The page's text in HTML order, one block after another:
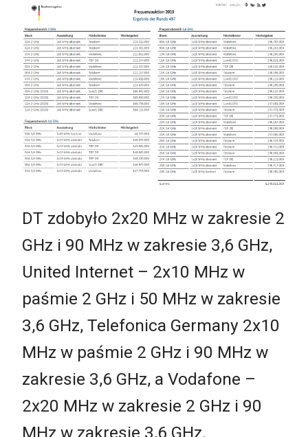
DT zdobyło 2x20 MHz w zakresie 2
GHz i 90 MHz w zakresie 3,6 GHz,
United Internet – 2x10 MHz w
paśmie 2 GHz i 50 MHz w zakresie
3,6 GHz, Telefonica Germany 2x10
MHz w paśmie 2 GHz i 90 MHz w
zakresie 3,6 GHz, a Vodafone –
2x20 MHz w zakresie 2 GHz i 90
MHz w zakresie 3,6 GHz.